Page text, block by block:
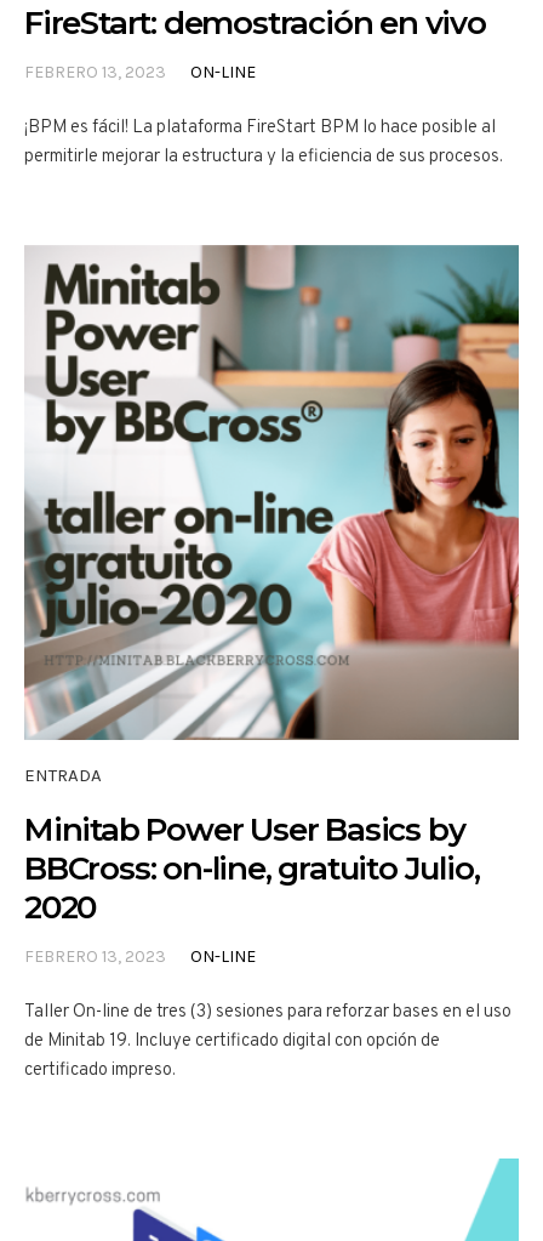
FireStart: demostración en vivo
FEBRERO 13, 2023 ON-LINE
¡BPM es fácil! La plataforma FireStart BPM lo hace posible al
permitirle mejorar la estructura y la eficiencia de sus procesos.
ENTRADA
Minitab Power User Basics by
BBCross: on-line, gratuito Julio,
2020
FEBRERO 13, 2023 ON-LINE
Taller On-line de tres (3) sesiones para reforzar bases en el uso
de Minitab 19. Incluye certificado digital con opción de
certificado impreso.